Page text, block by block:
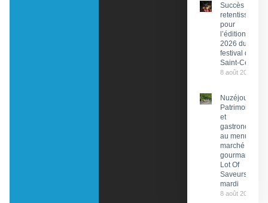
Succès
retentissant
pour
l’édition
2026 du
festival de
Saint-Céré
8 août 2026
Nuzéjouls :
Patrimoine
et
gastronomie
au menu du
marché
gourmand
Lot Of
Saveurs ce
mardi
8 août 2026